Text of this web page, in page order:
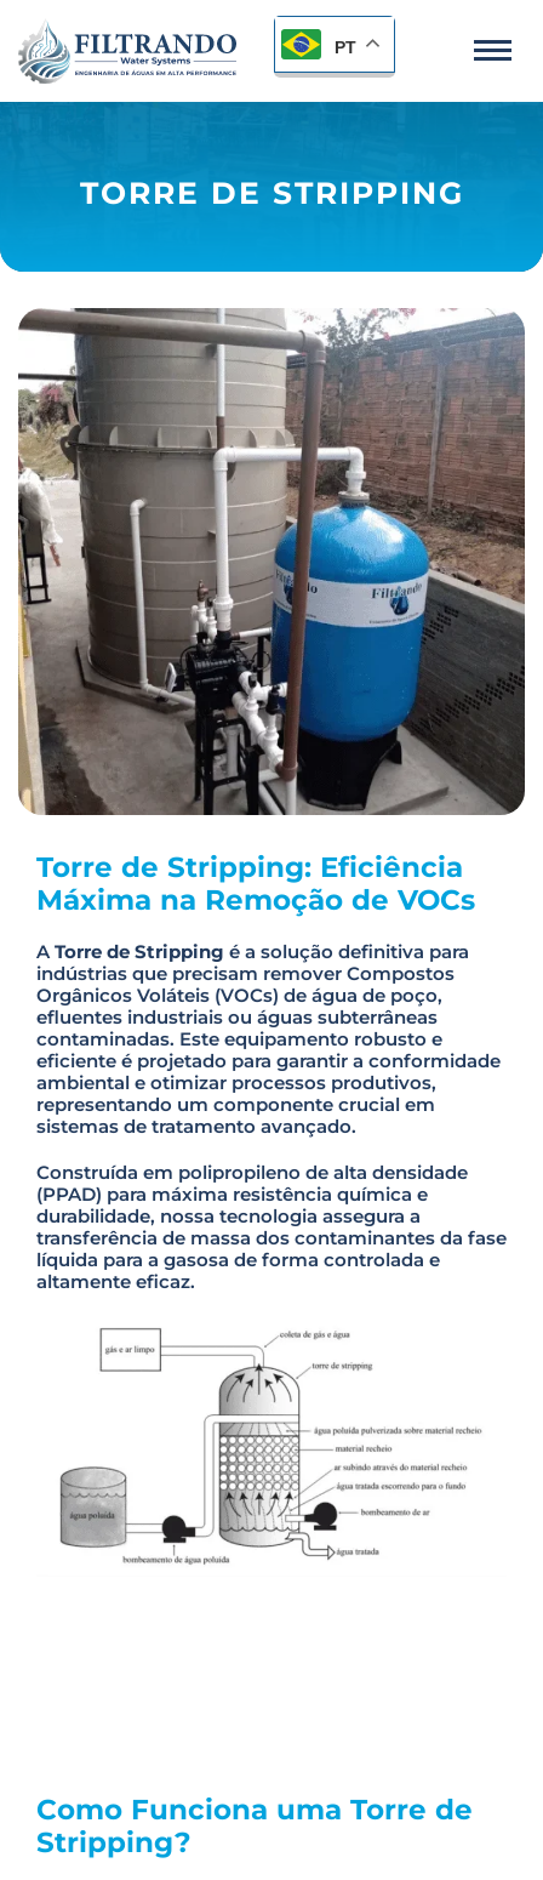
PT
TORRE DE STRIPPING
Torre de Stripping: Eficiência
Máxima na Remoção de VOCs
ATorre de Stripping é a solução definitiva para
indústrias que precisam remover Compostos
Orgânicos Voláteis (VOCs) de água de poço,
efluentes industriais ou águas subterrâneas
contaminadas. Este equipamento robusto e
eficiente é projetado para garantir a conformidade
ambiental e otimizar processos produtivos,
representando um componente crucial em
sistemas de tratamento avançado.
Construída em polipropileno de alta densidade
(PPAD) para máxima resistência química e
durabilidade, nossa tecnologia assegura a
transferência de massa dos contaminantes da fase
líquida para a gasosa de forma controlada e
altamente eficaz.
Como Funciona uma Torre de
Stripping?